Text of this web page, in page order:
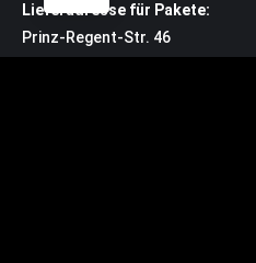
Lieferadresse für Pakete:
Prinz-Regent-Str. 46